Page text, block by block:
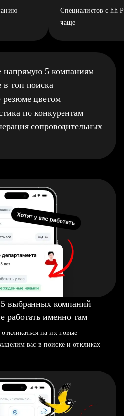
Специалистов с hh
чаще
напрямую 5 компаниям
в топ поиска
резюме цветом
по конкурентам
сопроводительных
выбранных компаний
работать именно там
на их новые
вас в поиске и откликах